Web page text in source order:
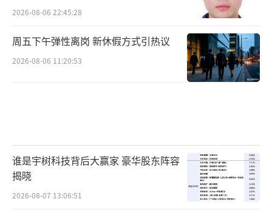
2026-08-06 22:45:28
周五下午弹性离岗 新休假方式引热议
2026-08-06 11:20:53
谁是宇树科技背后大赢家 豪华股东阵容
揭晓
2026-08-07 13:06:51